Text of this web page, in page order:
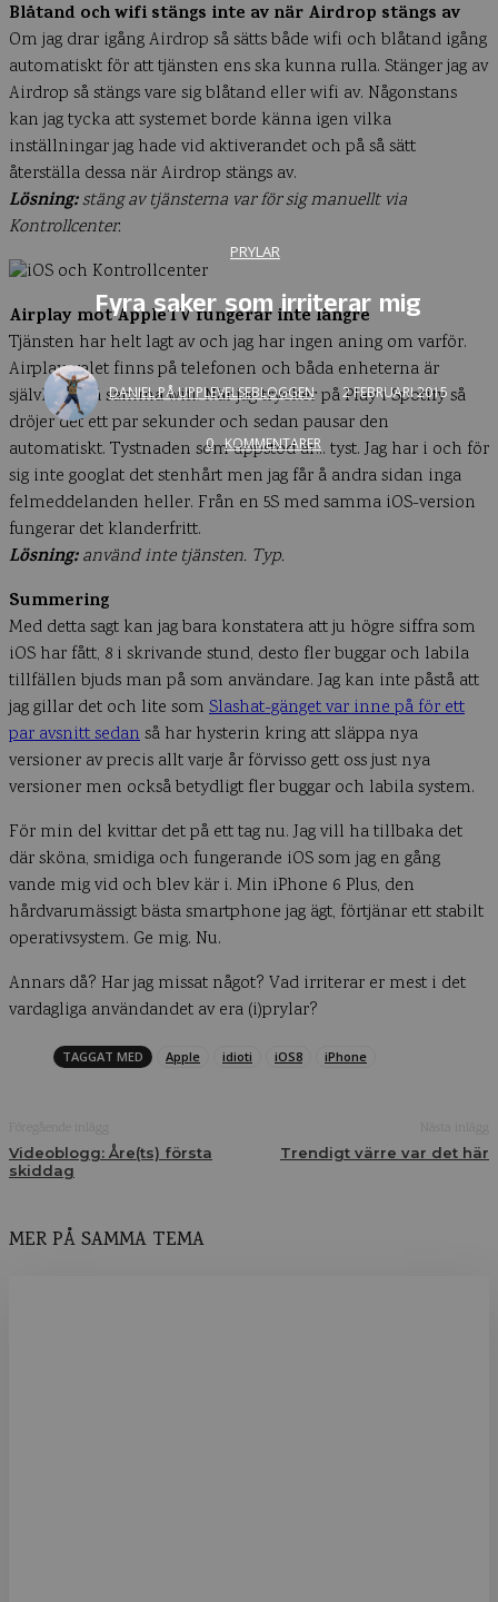
PRYLAR
Fyra saker som irriterar mig
DANIEL PÅ UPPLEVELSEBLOGGEN 2 FEBRUARI 2015
0 KOMMENTARER
Blåtand och wifi stängs inte av när Airdrop stängs av
Om jag drar igång Airdrop så sätts både wifi och blåtand igång
automatiskt för att tjänsten ens ska kunna rulla. Stänger jag av
Airdrop så stängs vare sig blåtand eller wifi av. Någonstans
kan jag tycka att systemet borde känna igen vilka
inställningar jag hade vid aktiverandet och på så sätt
återställa dessa när Airdrop stängs av.
Lösning:stäng av tjänsterna var för sig manuellt via
Kontrollcenter.
Airplay mot AppleTV fungerar inte längre
Tjänsten har helt lagt av och jag har ingen aning om varför.
Airplay-valet finns på telefonen och båda enheterna är
självklart på samma wifi. När jag trycker på Play i Spotify så
dröjer det ett par sekunder och sedan pausar den
automatiskt. Tystnaden som uppstod är… tyst. Jag har i och för
sig inte googlat det stenhårt men jag får å andra sidan inga
felmeddelanden heller. Från en 5S med samma iOS-version
fungerar det klanderfritt.
Lösning:använd inte tjänsten. Typ.
Summering
Med detta sagt kan jag bara konstatera att ju högre siffra som
iOS har fått, 8 i skrivande stund, desto fler buggar och labila
tillfällen bjuds man på som användare. Jag kan inte påstå att
jag gillar det och lite som Slashat-gänget var inne på för ett
par avsnitt sedanså har hysterin kring att släppa nya
versioner av precis allt varje år förvisso gett oss just nya
versioner men också betydligt fler buggar och labila system.
För min del kvittar det på ett tag nu. Jag vill ha tillbaka det
där sköna, smidiga och fungerande iOS som jag en gång
vande mig vid och blev kär i. Min iPhone 6 Plus, den
hårdvarumässigt bästa smartphone jag ägt, förtjänar ett stabilt
operativsystem. Ge mig. Nu.
Annars då? Har jag missat något? Vad irriterar er mest i det
vardagliga användandet av era (i)prylar?
TAGGAT MED Apple idioti iOS8 iPhone
Videoblogg: Åre(ts) första
skiddag
Trendigt värre var det här
MER PÅ SAMMA TEMA